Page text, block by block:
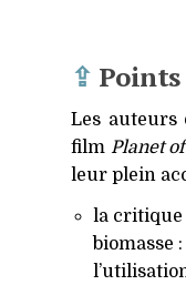
⇪ Points
Les auteurs
film Planet
leur plein
la critique
biomasse